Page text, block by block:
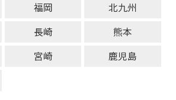
福岡
北九州
長崎
熊本
宮崎
鹿児島